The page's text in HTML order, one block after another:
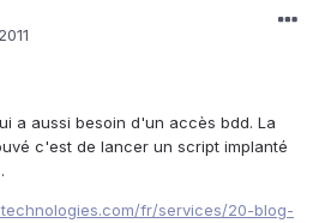
a aussi besoin d'un accès bdd. La
c'est de lancer un script implanté
fr/services/20-blog-